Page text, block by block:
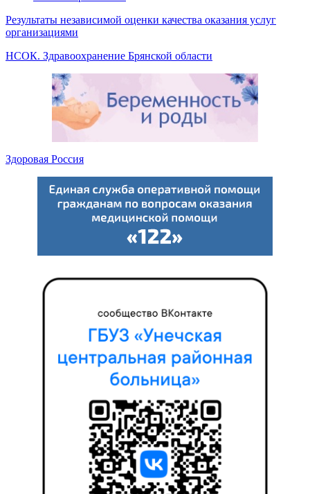
Результаты независимой оценки качества оказания услуг
организациями
НСОК. Здравоохранение Брянской области
Здоровая Россия